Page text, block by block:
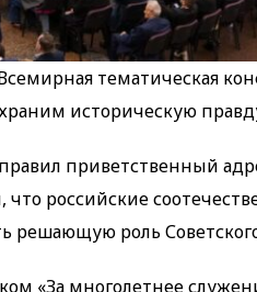
тематическая
историческую
приветственный
что российские
роль
«За многолетнее